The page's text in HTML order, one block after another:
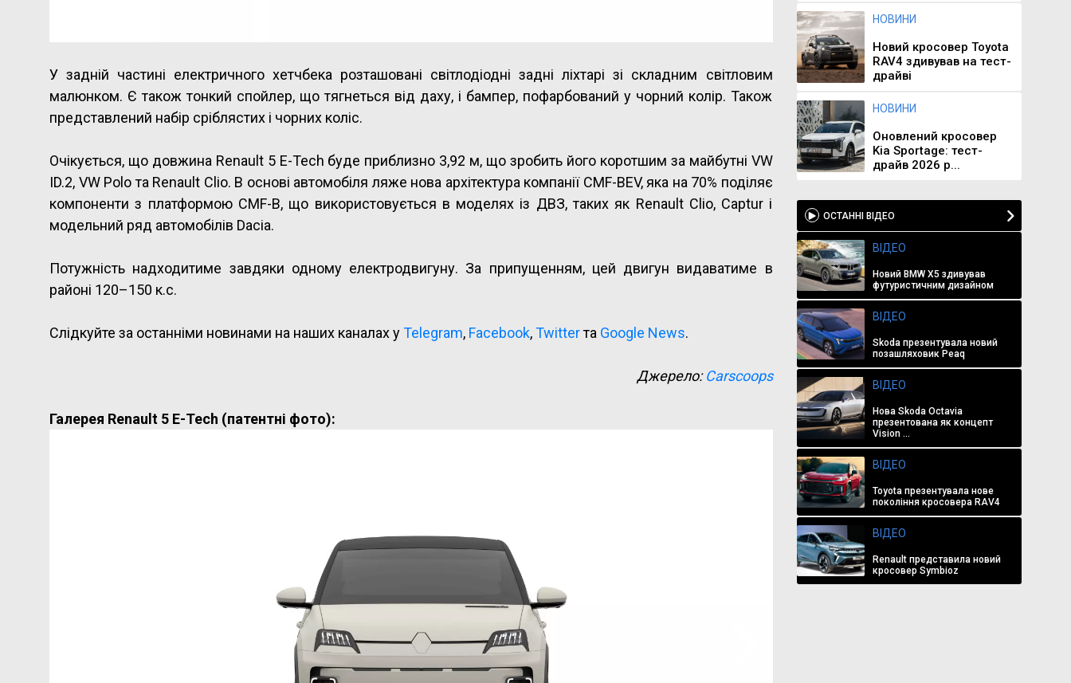
У задній частині електричного хетчбека розташовані світлодіодні задні ліхтарі зі складним світловим
малюнком. Є також тонкий спойлер, що тягнеться від даху, і бампер, пофарбований у чорний колір. Також
представлений набір сріблястих і чорних коліс.
Очікується, що довжина Renault 5 E-Tech буде приблизно 3,92 м, що зробить його коротшим за майбутні VW
ID.2, VW Polo та Renault Clio. В основі автомобіля ляже нова архітектура компанії CMF-BEV, яка на 70% поділяє
компоненти з платформою CMF-B, що використовується в моделях із ДВЗ, таких як Renault Clio, Captur і
модельний ряд автомобілів Dacia.
Потужність надходитиме завдяки одному електродвигуну. За припущенням, цей двигун видаватиме в
районі 120–150 к.с.
Слідкуйте за останніми новинами на наших каналах уTelegram, Facebook,Twitterта Google News.
Джерело:Carscoops
Галерея Renault 5 E-Tech (патентні фото):
НОВИНИ
Новий кросовер Toyota
RAV4 здивував на тест-
драйві
НОВИНИ
Оновлений кросовер
Kia Sportage: тест-
драйв 2026 р...
ОСТАННІ ВІДЕО
ВІДЕО
Новий BMW X5 здивував
футуристичним дизайном
ВІДЕО
Skoda презентувала новий
позашляховик Peaq
ВІДЕО
Нова Skoda Octavia
презентована як концепт
Vision ...
ВІДЕО
Toyota презентувала нове
покоління кросовера RAV4
ВІДЕО
Renault представила новий
кросовер Symbioz